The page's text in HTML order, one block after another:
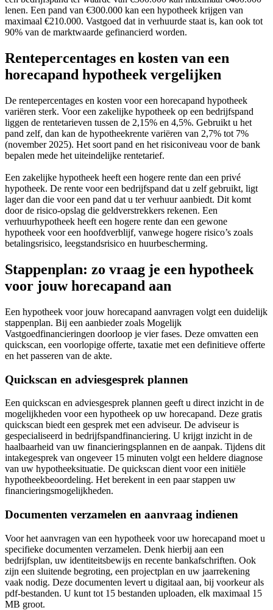
lenen. Een pand van €300.000 kan een hypotheek krijgen van
maximaal €210.000. Vastgoed dat in verhuurde staat is, kan ook tot
90% van de marktwaarde gefinancierd worden.
Rentepercentages en kosten van een
horecapand hypotheek vergelijken
De rentepercentages en kosten voor een horecapand hypotheek
variëren sterk. Voor een zakelijke hypotheek op een bedrijfspand
liggen de rentetarieven tussen de 2,15% en 4,5%. Gebruikt u het
pand zelf, dan kan de hypotheekrente variëren van 2,7% tot 7%
(november 2025). Het soort pand en het risiconiveau voor de bank
bepalen mede het uiteindelijke rentetarief.
Een zakelijke hypotheek heeft een hogere rente dan een privé
hypotheek. De rente voor een bedrijfspand dat u zelf gebruikt, ligt
lager dan die voor een pand dat u ter verhuur aanbiedt. Dit komt
door de risico-opslag die geldverstrekkers rekenen. Een
verhuurhypotheek heeft een hogere rente dan een gewone
hypotheek voor een hoofdverblijf, vanwege hogere risico’s zoals
betalingsrisico, leegstandsrisico en huurbescherming.
Stappenplan: zo vraag je een hypotheek
voor jouw horecapand aan
Een hypotheek voor jouw horecapand aanvragen volgt een duidelijk
stappenplan. Bij een aanbieder zoals Mogelijk
Vastgoedfinancieringen doorloop je vier fases. Deze omvatten een
quickscan, een voorlopige offerte, taxatie met een definitieve offerte
en het passeren van de akte.
Quickscan en adviesgesprek plannen
Een quickscan en adviesgesprek plannen geeft u direct inzicht in de
mogelijkheden voor een hypotheek op uw horecapand. Deze gratis
quickscan biedt een gesprek met een adviseur. De adviseur is
gespecialiseerd in bedrijfspandfinanciering. U krijgt inzicht in de
haalbaarheid van uw financieringsplannen en de aanpak. Tijdens dit
intakegesprek van ongeveer 15 minuten volgt een heldere diagnose
van uw hypotheeksituatie. De quickscan dient voor een initiële
hypotheekbeoordeling. Het berekent in een paar stappen uw
financieringsmogelijkheden.
Documenten verzamelen en aanvraag indienen
Voor het aanvragen van een hypotheek voor uw horecapand moet u
specifieke documenten verzamelen. Denk hierbij aan een
bedrijfsplan, uw identiteitsbewijs en recente bankafschriften. Ook
zijn een sluitende begroting, een projectplan en uw jaarrekening
vaak nodig. Deze documenten levert u digitaal aan, bij voorkeur als
pdf-bestanden. U kunt tot 15 bestanden uploaden, elk maximaal 15
MB groot.